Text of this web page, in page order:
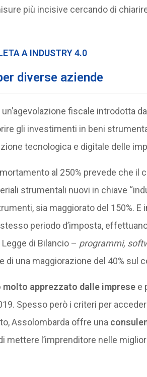
più incisive cercando di
A INDUSTRY 4.0
diverse aziende
un’agevolazione fiscale introdotta
gli investimenti in beni
tecnologica e digitale delle
al 250% prevede che il
strumentali nuovi in chiave
sia maggiorato del 150%. E
periodo d’imposta,
di Bilancio – programmi,
di una maggiorazione del 40% sul
apprezzato dalle impresee
Spesso però i criteri per
Assolombarda offre una
mettere l’imprenditore nelle